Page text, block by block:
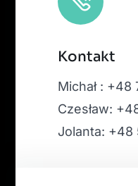
Kontakt
Michał :
Czesław:
Jolanta: +48